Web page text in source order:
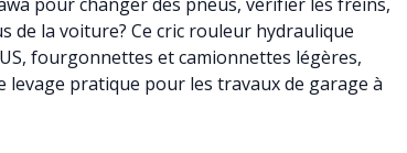
de la voiture? Ce cric rouleur hydraulique
fourgonnettes et camionnettes légères,
levage pratique pour les travaux de garage à